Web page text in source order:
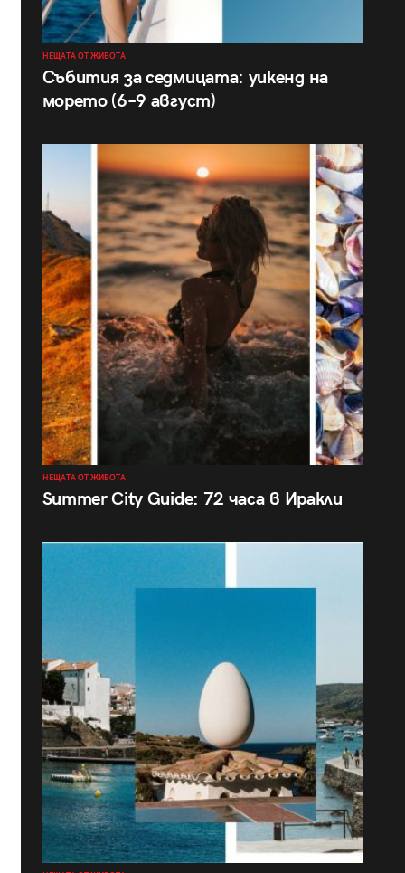
НЕЩАТА ОТ ЖИВОТА
Събития за седмицата: уикенд на
морето (6–9 август)
НЕЩАТА ОТ ЖИВОТА
Summer City Guide: 72 часа в Иракли